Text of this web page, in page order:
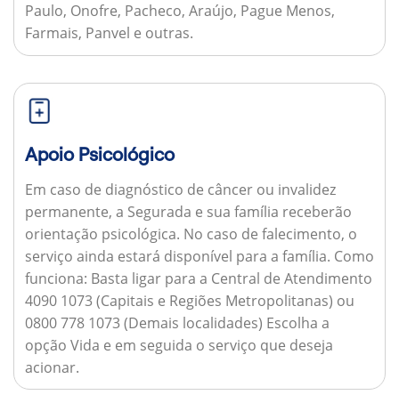
Paulo, Onofre, Pacheco, Araújo, Pague Menos,
Farmais, Panvel e outras.
Apoio Psicológico
Em caso de diagnóstico de câncer ou invalidez
permanente, a Segurada e sua família receberão
orientação psicológica. No caso de falecimento, o
serviço ainda estará disponível para a família. Como
funciona: Basta ligar para a Central de Atendimento
4090 1073 (Capitais e Regiões Metropolitanas) ou
0800 778 1073 (Demais localidades) Escolha a
opção Vida e em seguida o serviço que deseja
acionar.